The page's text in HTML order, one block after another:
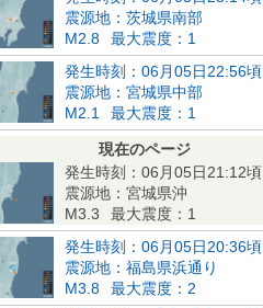
震源地：茨城県南部
M2.8
最大震度：1
発生時刻：06月05日22:56頃
震源地：宮城県中部
M2.1
最大震度：1
現在のページ
発生時刻：06月05日21:12頃
震源地：宮城県沖
M3.3
最大震度：1
発生時刻：06月05日20:36頃
震源地：福島県浜通り
M3.8
最大震度：2